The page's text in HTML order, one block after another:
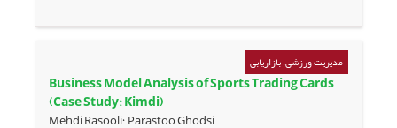
مدیریت ورزشی، بازاریابی
Business Model Analysis of Sports Trading Cards
(Case Study: Kimdi)
Mehdi Rasooli؛ Parastoo Ghodsi